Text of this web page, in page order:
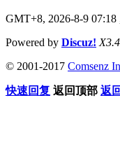
GMT+8, 2026-8-9 07:18
Powered by Discuz! X3.4
© 2001-2017 Comsenz
快速回复 返回顶部 返